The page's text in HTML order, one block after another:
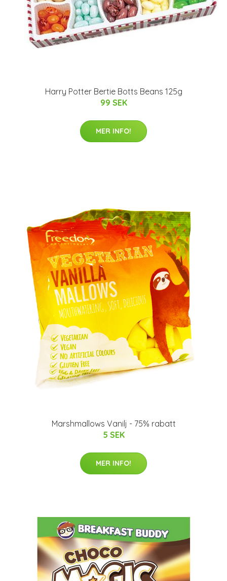
Harry Potter Bertie Botts Beans 125g
99 SEK
MER INFO!
Marshmallows Vanilj - 75% rabatt
5 SEK
MER INFO!